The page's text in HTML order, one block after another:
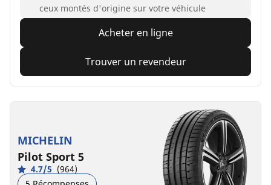
ceux montés d'origine sur votre véhicule
Acheter en ligne
Trouver un revendeur
MICHELIN
Pilot Sport 5
4.7/5 (964)